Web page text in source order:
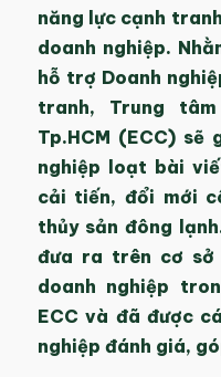
năng lực cạnh
doanh nghiệp.
hỗ trợ Doanh
tranh, Trung
Tp.HCM (ECC) sẽ
nghiệp loạt bài
cải tiến, đổi mới
thủy sản đông
đưa ra trên cơ
doanh nghiệp
ECC và đã được
nghiệp đánh giá,